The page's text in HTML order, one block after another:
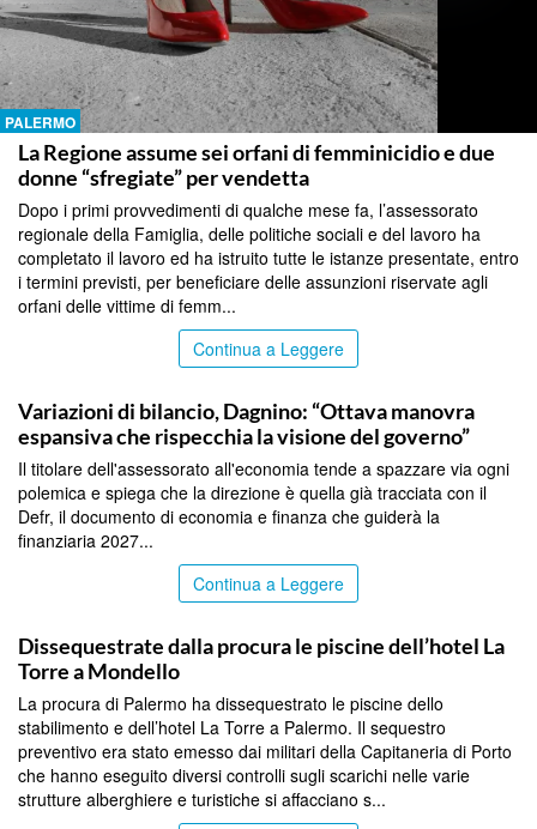
PALERMO
La Regione assume sei orfani di femminicidio e due
donne “sfregiate” per vendetta
Dopo i primi provvedimenti di qualche mese fa, l’assessorato
regionale della Famiglia, delle politiche sociali e del lavoro ha
completato il lavoro ed ha istruito tutte le istanze presentate, entro
i termini previsti, per beneficiare delle assunzioni riservate agli
orfani delle vittime di femm...
Continua a Leggere
Variazioni di bilancio, Dagnino: “Ottava manovra
espansiva che rispecchia la visione del governo”
Il titolare dell'assessorato all'economia tende a spazzare via ogni
polemica e spiega che la direzione è quella già tracciata con il
Defr, il documento di economia e finanza che guiderà la
finanziaria 2027...
Continua a Leggere
Dissequestrate dalla procura le piscine dell’hotel La
Torre a Mondello
La procura di Palermo ha dissequestrato le piscine dello
stabilimento e dell’hotel La Torre a Palermo. Il sequestro
preventivo era stato emesso dai militari della Capitaneria di Porto
che hanno eseguito diversi controlli sugli scarichi nelle varie
strutture alberghiere e turistiche si affacciano s...